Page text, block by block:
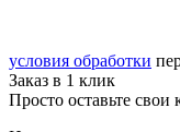
условия обработки
Заказ в 1 клик
Просто оставьте